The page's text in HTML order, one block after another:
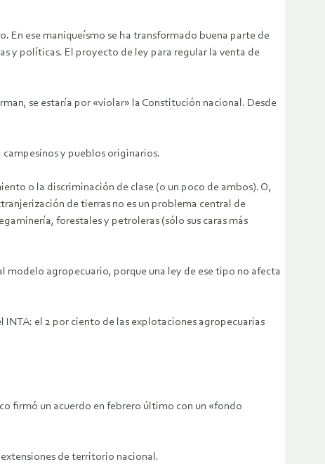
ese maniqueísmo se ha transformado buena parte de
y políticas. El proyecto de ley para regular la venta de
se estaría por «violar» la Constitución nacional. Desde
y pueblos originarios.
o la discriminación de clase (o un poco de ambos). O,
de tierras no es un problema central de
forestales y petroleras (sólo sus caras más
modelo agropecuario, porque una ley de ese tipo no afecta
el 2 por ciento de las explotaciones agropecuarias
firmó un acuerdo en febrero último con un «fondo
de territorio nacional.